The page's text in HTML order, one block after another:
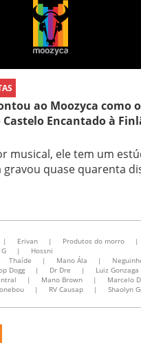
ao Moozyca como
Castelo Encantado à
musical, ele tem um
gravou quase quarenta
| Erivan | Produtos do morro |
|
Hossni
Thaíde | Mano Ála |
Dogg | Dr Dre | Luiz Gonzaga
| Mano Brown | Marcelo
| RV Causap |
Shaolyn